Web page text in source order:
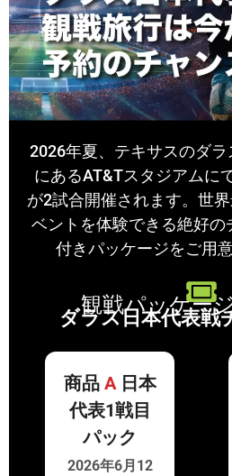
2026年夏、テキサスのダラ
にあるAT&Tスタジアムに
が2試合開催されます。世
ベントを体験できる絶好の
付きパッケージをご用
観戦パッケー
ダラス日本代表戦
商品 A日本
代表1戦目
パック
2026年6月12